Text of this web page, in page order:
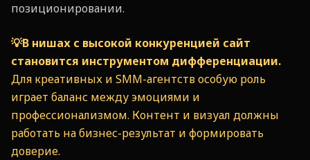
позиционировании.
💡В нишах с высокой конкуренцией сайт
становится инструментом дифференциации.
Для креативных и SMM-агентств особую роль
играет баланс между эмоциями и
профессионализмом. Контент и визуал должны
работать на бизнес-результат и формировать
доверие.